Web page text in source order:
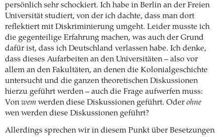
persönlich sehr schockiert. Ich habe in Berlin an der Freien
Universität studiert, von der ich dachte, dass man dort
reflektiert mit Diskriminierung umgeht. Leider musste ich
die gegenteilige Erfahrung machen, was auch der Grund
dafür ist, dass ich Deutschland verlassen habe. Ich denke,
dass dieses Aufarbeiten an den Universitäten – also vor
allem an den Fakultäten, an denen die Kolonialgeschichte
untersucht und die ganzen theoretischen Diskussionen
hierzu geführt werden – auch die Frage aufwerfen muss:
Von wem werden diese Diskussionen geführt. Oder ohne
wen werden diese Diskussionen geführt?
Allerdings sprechen wir in diesem Punkt über Besetzungen